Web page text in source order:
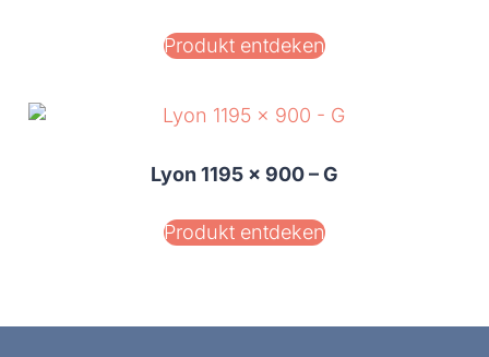
Produkt entdeken
Lyon 1195 x 900 – G
Produkt entdeken